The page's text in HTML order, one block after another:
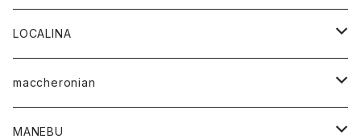
タンクトップ
Tシャツ
セーター
パンツ
アウター
カットソー
トップス
シャツ
LOCALINA
ロングスリーブテーシャツ
maccheronian
靴
MANEBU